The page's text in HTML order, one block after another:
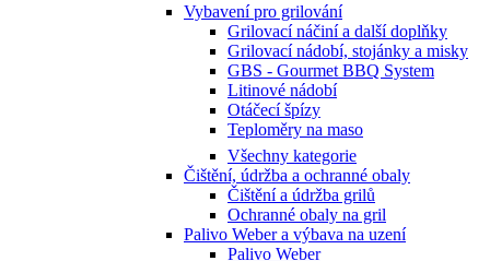
Vybavení pro grilování
Grilovací náčiní a další doplňky
Grilovací nádobí, stojánky a misky
GBS - Gourmet BBQ System
Litinové nádobí
Otáčecí špízy
Teploměry na maso
Všechny kategorie
Čištění, údržba a ochranné obaly
Čištění a údržba grilů
Ochranné obaly na gril
Palivo Weber a výbava na uzení
Palivo Weber